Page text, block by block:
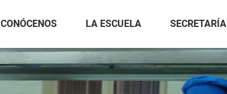
CONÓCENOS LA ESCUELA SECRETARÍA